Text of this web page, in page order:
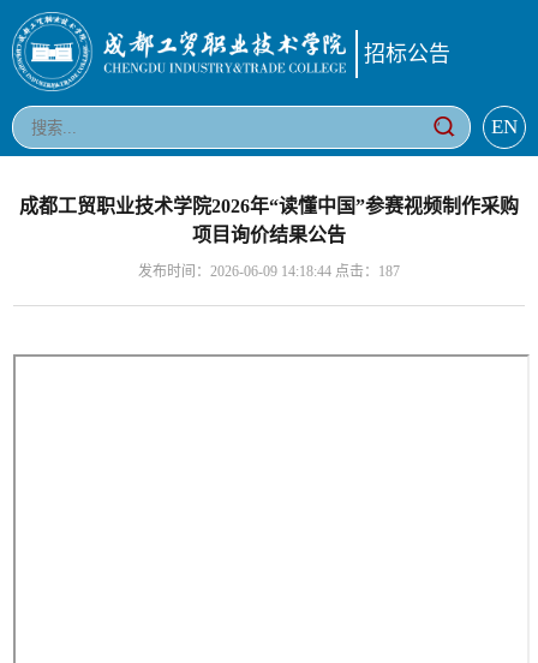
招标公告
EN
成都工贸职业技术学院2026年“读懂中国”参赛视频制作采购
项目询价结果公告
发布时间：2026-06-09 14:18:44 点击： 187